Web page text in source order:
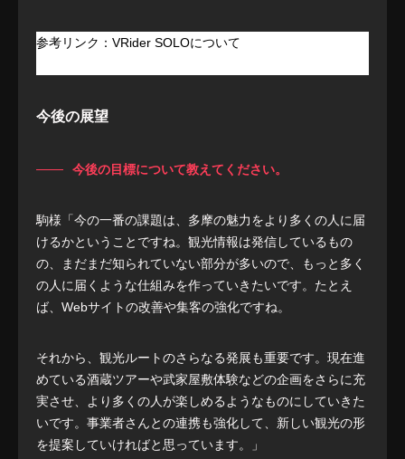
参考リンク：VRider SOLOについて
今後の展望
今後の目標について教えてください。
駒様「今の一番の課題は、多摩の魅力をより多くの人に届
けるかということですね。観光情報は発信しているもの
の、まだまだ知られていない部分が多いので、もっと多く
の人に届くような仕組みを作っていきたいです。たとえ
ば、Webサイトの改善や集客の強化ですね。
それから、観光ルートのさらなる発展も重要です。現在進
めている酒蔵ツアーや武家屋敷体験などの企画をさらに充
実させ、より多くの人が楽しめるようなものにしていきた
いです。事業者さんとの連携も強化して、新しい観光の形
を提案していければと思っています。」